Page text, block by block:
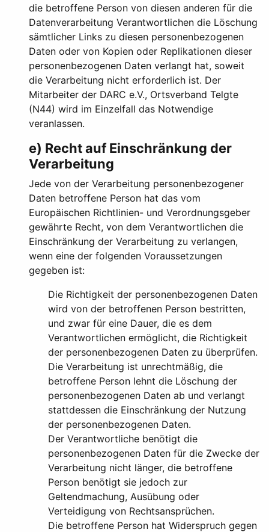
die betroffene Person von diesen anderen für die
Datenverarbeitung Verantwortlichen die Löschung
sämtlicher Links zu diesen personenbezogenen
Daten oder von Kopien oder Replikationen dieser
personenbezogenen Daten verlangt hat, soweit
die Verarbeitung nicht erforderlich ist. Der
Mitarbeiter der DARC e.V., Ortsverband Telgte
(N44) wird im Einzelfall das Notwendige
veranlassen.
e) Recht auf Einschränkung der
Verarbeitung
Jede von der Verarbeitung personenbezogener
Daten betroffene Person hat das vom
Europäischen Richtlinien- und Verordnungsgeber
gewährte Recht, von dem Verantwortlichen die
Einschränkung der Verarbeitung zu verlangen,
wenn eine der folgenden Voraussetzungen
gegeben ist:
Die Richtigkeit der personenbezogenen Daten
wird von der betroffenen Person bestritten,
und zwar für eine Dauer, die es dem
Verantwortlichen ermöglicht, die Richtigkeit
der personenbezogenen Daten zu überprüfen.
Die Verarbeitung ist unrechtmäßig, die
betroffene Person lehnt die Löschung der
personenbezogenen Daten ab und verlangt
stattdessen die Einschränkung der Nutzung
der personenbezogenen Daten.
Der Verantwortliche benötigt die
personenbezogenen Daten für die Zwecke der
Verarbeitung nicht länger, die betroffene
Person benötigt sie jedoch zur
Geltendmachung, Ausübung oder
Verteidigung von Rechtsansprüchen.
Die betroffene Person hat Widerspruch gegen